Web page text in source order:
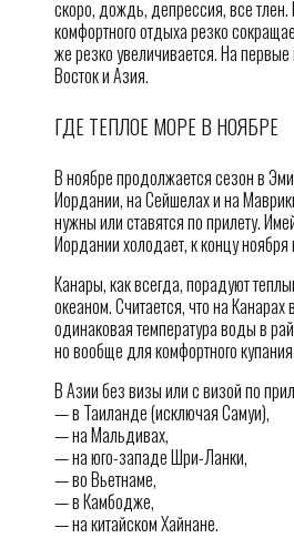
скоро, дождь, депрессия, все
комфортного отдыха резко
же резко увеличивается. На
Восток и Азия.
ГДЕ ТЕПЛОЕ МОРЕ В НОЯБРЕ
В ноябре продолжается сезон в
Иордании, на Сейшелах и на
нужны или ставятся по прилету.
Иордании холодает, к концу
Канары, как всегда, порадуют
океаном. Считается, что на Канарах
одинаковая температура воды в
но вообще для комфортного
В Азии без визы или с визой по
— в Таиланде (исключая Самуи),
— на Мальдивах,
— на юго-западе Шри-Ланки,
— во Вьетнаме,
— в Камбодже,
— на китайском Хайнане.